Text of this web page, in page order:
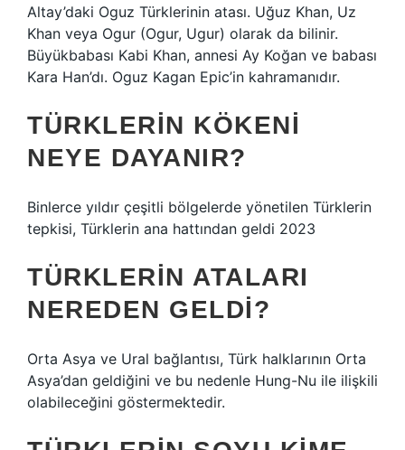
Altay’daki Oguz Türklerinin atası. Uğuz Khan, Uz
Khan veya Ogur (Ogur, Ugur) olarak da bilinir.
Büyükbabası Kabi Khan, annesi Ay Koğan ve babası
Kara Han’dı. Oguz Kagan Epic’in kahramanıdır.
TÜRKLERIN KÖKENI
NEYE DAYANIR?
Binlerce yıldır çeşitli bölgelerde yönetilen Türklerin
tepkisi, Türklerin ana hattından geldi 2023
TÜRKLERIN ATALARI
NEREDEN GELDI?
Orta Asya ve Ural bağlantısı, Türk halklarının Orta
Asya’dan geldiğini ve bu nedenle Hung-Nu ile ilişkili
olabileceğini göstermektedir.